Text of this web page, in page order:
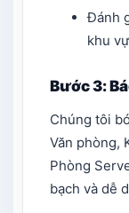
Đánh
khu
Bước 3:
Chúng tôi
Văn phòng,
Phòng
bạch và dễ